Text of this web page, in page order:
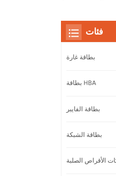
فئات
بطاقة غارة
بطاقة HBA
بطاقة الفايبر
بطاقة الشبكة
الأقراص الصلبة